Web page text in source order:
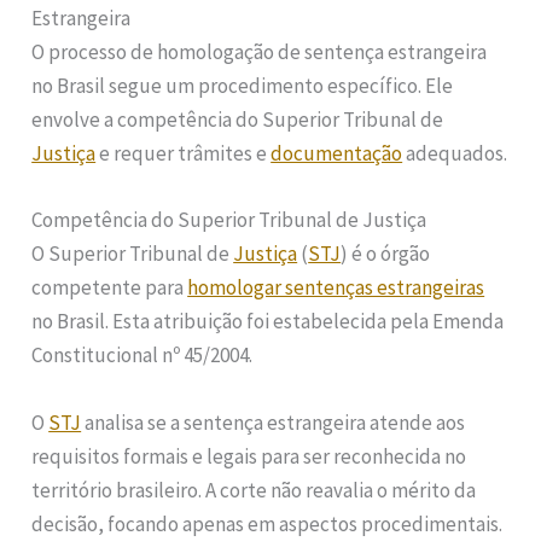
Estrangeira
O processo de homologação de sentença estrangeira
no Brasil segue um procedimento específico. Ele
envolve a competência do Superior Tribunal de
Justiçae requer trâmites edocumentaçãoadequados.
Competência do Superior Tribunal de Justiça
O Superior Tribunal de Justiça(STJ) é o órgão
competente para homologar sentenças estrangeiras
no Brasil. Esta atribuição foi estabelecida pela Emenda
Constitucional nº 45/2004.
O STJanalisa se a sentença estrangeira atende aos
requisitos formais e legais para ser reconhecida no
território brasileiro. A corte não reavalia o mérito da
decisão, focando apenas em aspectos procedimentais.